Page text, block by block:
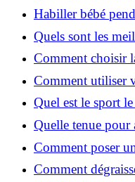
Habiller bébé
Quels sont les
enfant ?
Comment choisir
votre visage ?
Comment utiliser
Quel est le sport
Quelle tenue pour
Comment poser
battue ?
Comment